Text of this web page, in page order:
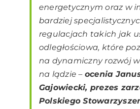
energetycznym oraz w
bardziej
regulacjach takich jak
odległościowa, które
na dynamiczny rozwój
na lądzie – ocenia
Gajowiecki, prezes
Polskiego